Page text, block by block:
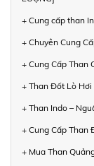
+ Cung cấp than
+ Chuyên Cung
+ Cung Cấp Than
+ Than Đốt Lò Hơi
+ Than Indo –
+ Cung Cấp Than
+ Mua Than